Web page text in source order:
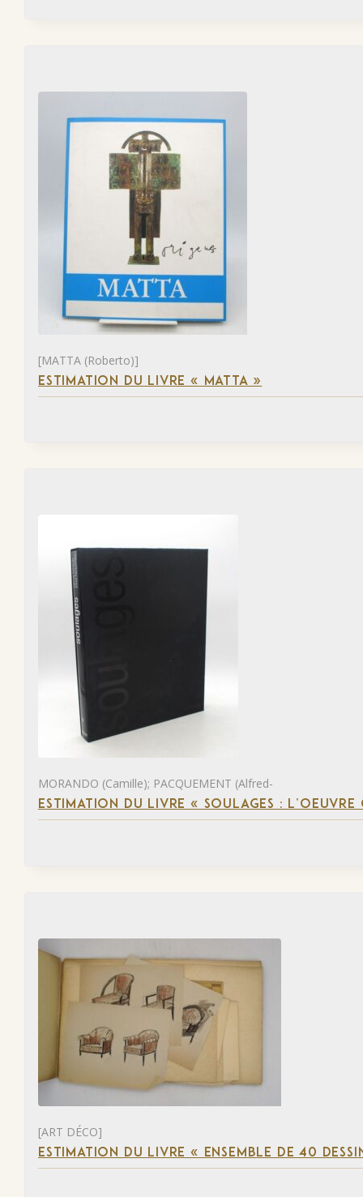
[MATTA (Roberto)]
ESTIMATION DU LIVRE « MATTA »
MORANDO (Camille); PACQUEMENT (Alfred-
ESTIMATION DU LIVRE « SOULAGES :
[ART DÉCO]
ESTIMATION DU LIVRE « ENSEMBLE DE 40